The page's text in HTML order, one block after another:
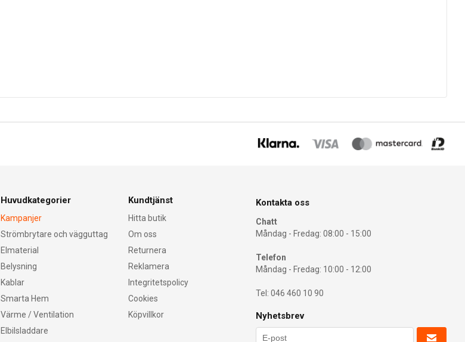
Huvudkategorier
Kampanjer
Strömbrytare och vägguttag
Elmaterial
Belysning
Kablar
Smarta Hem
Värme / Ventilation
Elbilsladdare
Kundtjänst
Hitta butik
Om oss
Returnera
Reklamera
Integritetspolicy
Cookies
Köpvillkor
Kontakta oss
Chatt
Måndag - Fredag: 08:00 - 15:00
Telefon
Måndag - Fredag: 10:00 - 12:00
Tel: 046 460 10 90
Nyhetsbrev